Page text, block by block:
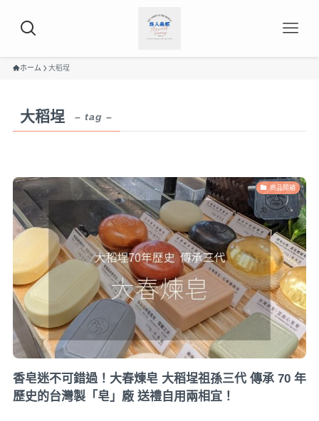
ホーム 大稻埕
大稻埕 – tag –
商品開箱
香皂迷不可錯過！大春煉皂 大稻埕祖孫三代 傳承 70 年
歷史的台灣製「皂」廠 送禮自用兩相宜！